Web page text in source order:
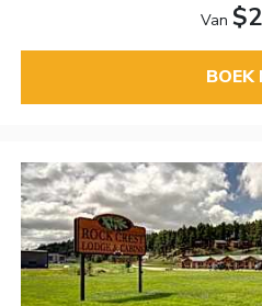
Van
BOEK